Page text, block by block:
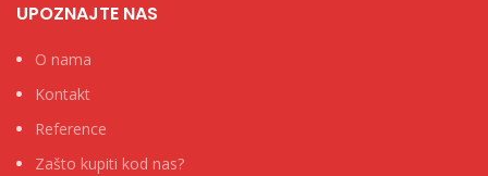
UPOZNAJTE NAS
O nama
Kontakt
Reference
Zašto kupiti kod nas?